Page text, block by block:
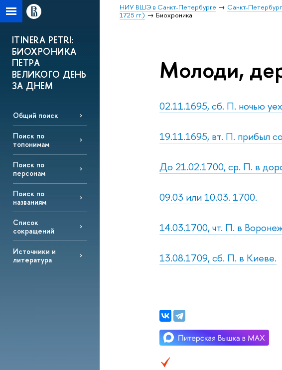
НИУ ВШЭ в Санкт-Петербурге Санкт-
1725 гг.)
Биохроника
ITINERA PETRI:
БИОХРОНИКА
ПЕТРА
ВЕЛИКОГО ДЕНЬ
ЗА ДНЕМ
Общий поиск
Поиск по
топонимам
Поиск по
персонам
Поиск по
названиям
Список
сокращений
Источники и
литература
Молоди,
02.11.1695, сб. П. ночью
19.11.1695, вт. П. прибыл
До 21.02.1700, ср. П. в
09.03 или 10.03. 1700.
14.03.1700, чт. П. в
13.08.1709, сб. П. в Киеве.